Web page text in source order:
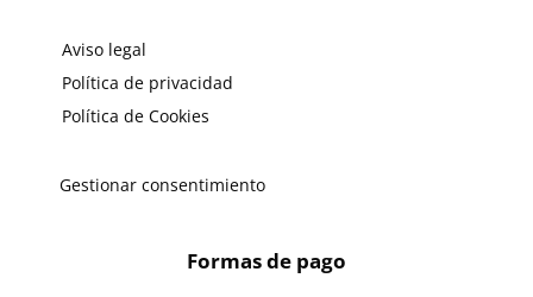
Aviso legal
Política de privacidad
Política de Cookies
Gestionar consentimiento
Formas de pago